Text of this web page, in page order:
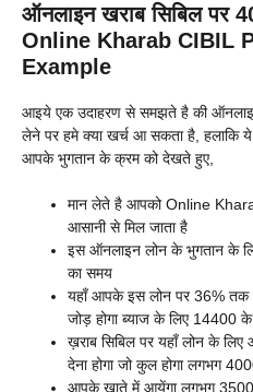
ऑनलाइन खराब सिबिल पर
Online Kharab CIBIL
Example
आइये एक उदाहरण से समझते है की
लेने पर हमे क्या खर्च आ सकता है, हलाकि ये
आपके भुगतान के क्रम को देखते हुए,
मान लेते है आपको Online
आसानी से मिल जाता है
इस ऑनलाइन लोन के भुगतान के
का समय
यहाँ आपके इस लोन पर 36% तक
जोड़ होगा ब्याज के लिए 14400
ख़राब सिबिल पर यहाँ लोन के
देना होगा जो कुल होगा लगभग
आपके खाते में आयेंगा लगभग